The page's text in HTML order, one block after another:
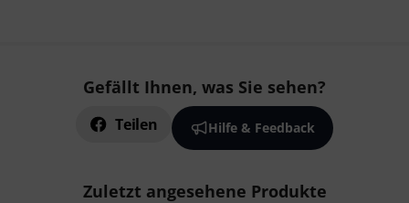
Gefällt Ihnen, was Sie sehen?
Teilen Hilfe & Feedback
Zuletzt angesehene Produkte